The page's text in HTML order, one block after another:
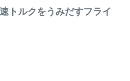
トルクをうみだすフライ